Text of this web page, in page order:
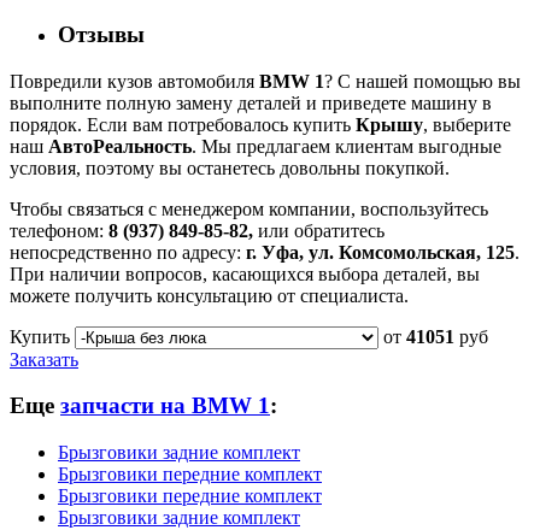
Отзывы
Повредили кузов автомобиля BMW 1? С нашей помощью вы
выполните полную замену деталей и приведете машину в
порядок. Если вам потребовалось купить Крышу, выберите
наш АвтоРеальность. Мы предлагаем клиентам выгодные
условия, поэтому вы останетесь довольны покупкой.
Чтобы связаться с менеджером компании, воспользуйтесь
телефоном: 8 (937) 849-85-82, или обратитесь
непосредственно по адресу: г. Уфа, ул. Комсомольская, 125.
При наличии вопросов, касающихся выбора деталей, вы
можете получить консультацию от специалиста.
Купить
от 41051 руб
Заказать
Еще запчасти на BMW 1:
Брызговики задние комплект
Брызговики передние комплект
Брызговики передние комплект
Брызговики задние комплект